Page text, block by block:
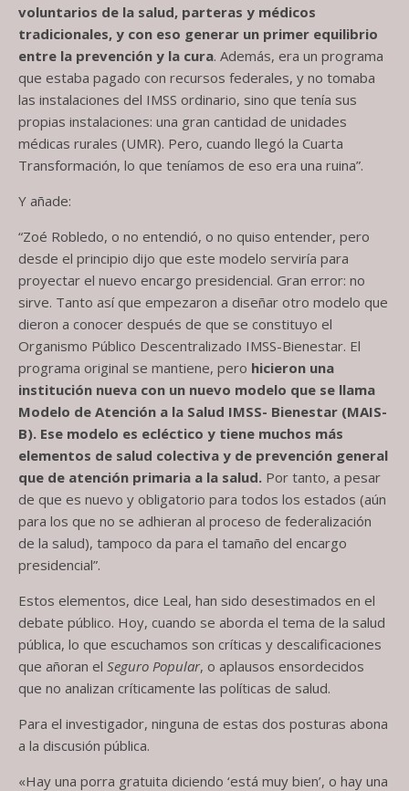
voluntarios de la salud, parteras y médicos
tradicionales, y con eso generar un primer equilibrio
entre la prevención y la cura. Además, era un programa
que estaba pagado con recursos federales, y no tomaba
las instalaciones del IMSS ordinario, sino que tenía sus
propias instalaciones: una gran cantidad de unidades
médicas rurales (UMR). Pero, cuando llegó la Cuarta
Transformación, lo que teníamos de eso era una ruina”.
Y añade:
“Zoé Robledo, o no entendió, o no quiso entender, pero
desde el principio dijo que este modelo serviría para
proyectar el nuevo encargo presidencial. Gran error: no
sirve. Tanto así que empezaron a diseñar otro modelo que
dieron a conocer después de que se constituyo el
Organismo Público Descentralizado IMSS-Bienestar. El
programa original se mantiene, pero hicieron una
institución nueva con un nuevo modelo que se llama
Modelo de Atención a la Salud IMSS- Bienestar (MAIS-
B). Ese modelo es ecléctico y tiene muchos más
elementos de salud colectiva y de prevención general
que de atención primaria a la salud. Por tanto, a pesar
de que es nuevo y obligatorio para todos los estados (aún
para los que no se adhieran al proceso de federalización
de la salud), tampoco da para el tamaño del encargo
presidencial”.
Estos elementos, dice Leal, han sido desestimados en el
debate público. Hoy, cuando se aborda el tema de la salud
pública, lo que escuchamos son críticas y descalificaciones
que añoran el Seguro Popular, o aplausos ensordecidos
que no analizan críticamente las políticas de salud.
Para el investigador, ninguna de estas dos posturas abona
a la discusión pública.
«Hay una porra gratuita diciendo ‘está muy bien’, o hay una